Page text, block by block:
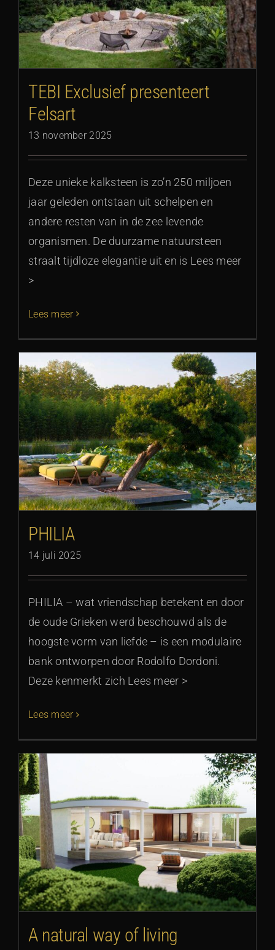
TEBI Exclusief presenteert
Felsart
13 november 2025
Deze unieke kalksteen is zo’n 250 miljoen
jaar geleden ontstaan uit schelpen en
andere resten van in de zee levende
organismen. De duurzame natuursteen
straalt tijdloze elegantie uit en is Lees meer
>
Lees meer
PHILIA
14 juli 2025
PHILIA – wat vriendschap betekent en door
de oude Grieken werd beschouwd als de
hoogste vorm van liefde – is een modulaire
bank ontworpen door Rodolfo Dordoni.
Deze kenmerkt zich Lees meer >
Lees meer
A natural way of living